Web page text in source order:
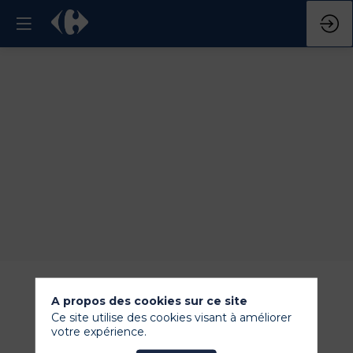
A propos des cookies sur ce site
Ce site utilise des cookies visant à améliorer
votre expérience.